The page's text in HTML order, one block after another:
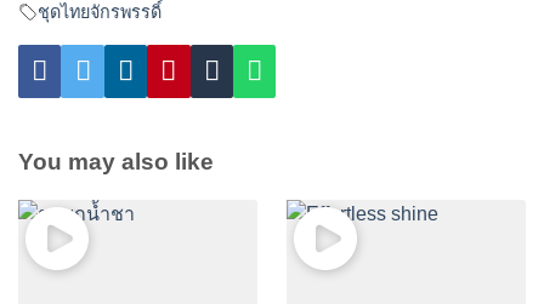
ชุดไทยจักรพรรดิ์
You may also like